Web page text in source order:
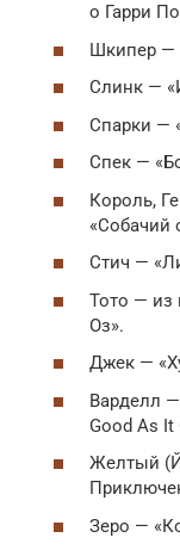
о Гарри
Шкипер —
Слинк —
Спарки —
Спек —
Король,
«Собачий
Стич —
Тото — из
Оз».
Джек —
Варделл
Good As It
Желтый
Зеро —